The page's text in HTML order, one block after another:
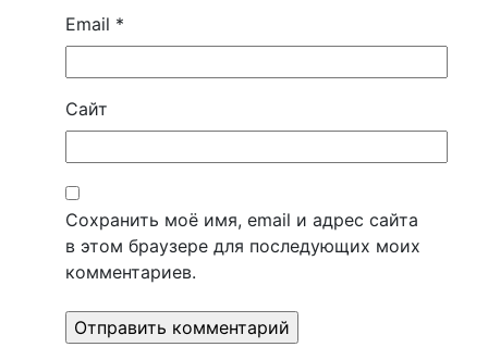
Email *
Сайт
Сохранить моё имя, email и адрес сайта
в этом браузере для последующих моих
комментариев.